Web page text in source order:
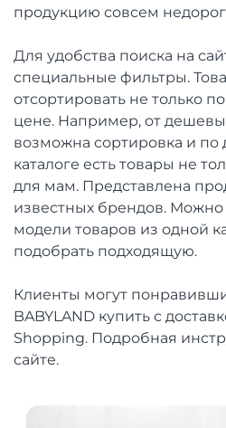
продукцию совсем
Для удобства поиска на
специальные фильтры.
отсортировать не только
цене. Например, от
возможна сортировка и по
каталоге есть товары не
для мам. Представлена
известных брендов. Можно
модели товаров из одной
подобрать подходящую.
Клиенты могут
BABYLAND купить с
Shopping. Подробная
сайте.